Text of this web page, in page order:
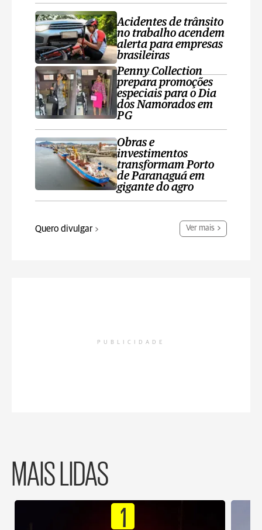
Acidentes de trânsito
no trabalho acendem
alerta para empresas
brasileiras
Penny Collection
prepara promoções
especiais para o Dia
dos Namorados em
PG
Obras e
investimentos
transformam Porto
de Paranaguá em
gigante do agro
Quero divulgar Ver mais
PUBLICIDADE
MAIS LIDAS
1